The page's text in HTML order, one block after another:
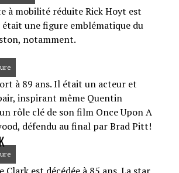
à mobilité réduite Rick Hoyt est
une figure emblématique du
notamment.
à 89 ans. Il était un acteur et
inspirant même Quentin
rôle clé de son film Once Upon A
défendu au final par Brad Pitt!